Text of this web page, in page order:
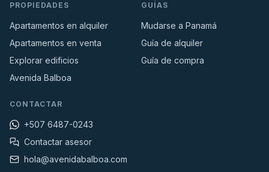
PROPIEDADES
Apartamentos en alquiler
Apartamentos en venta
Explorar edificios
Avenida Balboa
GUÍAS
Mudarse a Panamá
Guía de alquiler
Guía de compra
CONTACTAR
+507 6487-0243
Contactar asesor
hola@avenidabalboa.com